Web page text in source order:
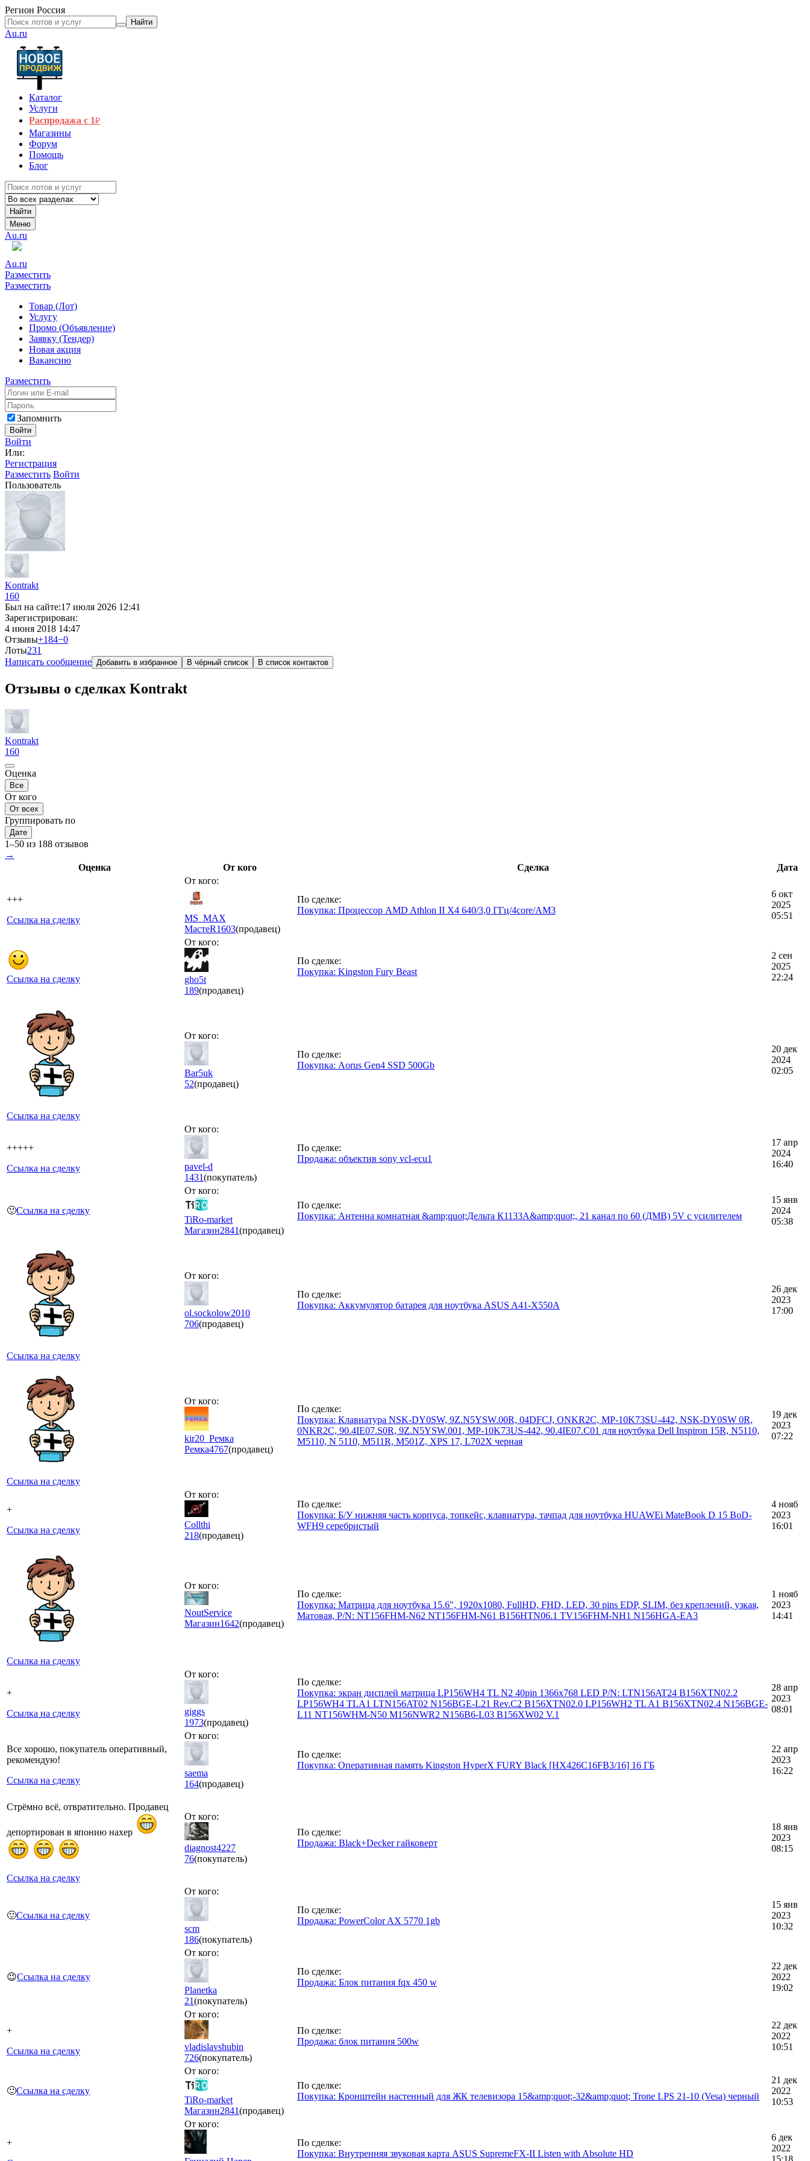
Регион Россия
Найти
Au.ru
Каталог
Услуги
Распродажа с 1₽
Магазины
Форум
Помощь
Блог
Найти
Меню
Au.ru
Au.ru
Разместить
Разместить
Товар (Лот)
Услугу
Промо (Объявление)
Заявку (Тендер)
Новая акция
Вакансию
Разместить
Запомнить
Войти
Войти
Или:
Регистрация
Разместить Войти
Пользователь
Kontrakt
160
Был на сайте:17 июля 2026 12:41
Зарегистрирован:
4 июня 2018 14:47
Отзывы+184−0
Лоты231
Написать сообщение Добавить в избранное В чёрный список В список контактов
Отзывы о сделках Kontrakt
Kontrakt
160
Оценка
Все
От кого
От всех
Группировать по
Дате
1–50 из 188 отзывов
→
Оценка
От кого Сделка Дата
+++
Ссылка на сделку
От кого:
MS_MAX
МастеR1603(продавец)
По сделке:
Покупка: Процессор AMD Athlon II X4 640/3,0 ГГц/4core/AM3
6 окт
2025
05:51
Ссылка на сделку
От кого:
gho5t
189(продавец)
По сделке:
Покупка: Kingston Fury Beast
2 сен
2025
22:24
Ссылка на сделку
От кого:
Bar5uk
52(продавец)
По сделке:
Покупка: Aorus Gen4 SSD 500Gb
20 дек
2024
02:05
+++++
Ссылка на сделку
От кого:
pavel-d
1431(покупатель)
По сделке:
Продажа: объектив sony vcl-ecu1
17 апр
2024
16:40
🙂Ссылка на сделку
От кого:
TiRo-market
Магазин2841(продавец)
По сделке:
Покупка: Антенна комнатная &amp;quot;Дельта К1133А&amp;quot;, 21 канал по 60 (ДМВ) 5V с усилителем
15 янв
2024
05:38
Ссылка на сделку
От кого:
ol.sockolow2010
706(продавец)
По сделке:
Покупка: Аккумулятор батарея для ноутбука ASUS A41-X550A
26 дек
2023
17:00
Ссылка на сделку
От кого:
kir20_Ремка
Ремка4767(продавец)
По сделке:
Покупка: Клавиатура NSK-DY0SW, 9Z.N5YSW.00R, 04DFCJ, ONKR2C, MP-10K73SU-442, NSK-DY0SW 0R,
0NKR2C, 90.4IE07.S0R, 9Z.N5YSW.001, MP-10K73US-442, 90.4IE07.C01 для ноутбука Dell Inspiron 15R, N5110,
M5110, N 5110, M511R, M501Z, XPS 17, L702X черная
19 дек
2023
07:22
+
Ссылка на сделку
От кого:
Collthi
218(продавец)
По сделке:
Покупка: Б/У нижняя часть корпуса, топкейс, клавиатура, тачпад для ноутбука HUAWEi MateBook D 15 BoD-
WFH9 серебристый
4 нояб
2023
16:01
Ссылка на сделку
От кого:
NoutService
Магазин1642(продавец)
По сделке:
Покупка: Матрица для ноутбука 15.6", 1920x1080, FullHD, FHD, LED, 30 pins EDP, SLIM, без креплений, узкая,
Матовая, P/N: NT156FHM-N62 NT156FHM-N61 B156HTN06.1 TV156FHM-NH1 N156HGA-EA3
1 нояб
2023
14:41
+
Ссылка на сделку
От кого:
giggs
1973(продавец)
По сделке:
Покупка: экран дисплей матрица LP156WH4 TL N2 40pin 1366x768 LED P/N: LTN156AT24 B156XTN02.2
LP156WH4 TLA1 LTN156AT02 N156BGE-L21 Rev.C2 B156XTN02.0 LP156WH2 TL A1 B156XTN02.4 N156BGE-
L11 NT156WHM-N50 M156NWR2 N156B6-L03 B156XW02 V.1
28 апр
2023
08:01
Все хорошо, покупатель оперативный,
рекомендую!
Ссылка на сделку
От кого:
saema
164(продавец)
По сделке:
Покупка: Оперативная память Kingston HyperX FURY Black [HX426C16FB3/16] 16 ГБ
22 апр
2023
16:22
Стрёмно всё, отвратительно. Продавец
депортирован в японию нахер
Ссылка на сделку
От кого:
diagnost4227
76(покупатель)
По сделке:
Продажа: Black+Decker гайковерт
18 янв
2023
08:15
🙂Ссылка на сделку
От кого:
scm
186(покупатель)
По сделке:
Продажа: PowerColor AX 5770 1gb
15 янв
2023
10:32
😉Ссылка на сделку
От кого:
Planetka
21(покупатель)
По сделке:
Продажа: Блок питания fqx 450 w
22 дек
2022
19:02
+
Ссылка на сделку
От кого:
vladislavshubin
726(покупатель)
По сделке:
Продажа: блок питания 500w
22 дек
2022
10:51
🙂Ссылка на сделку
От кого:
TiRo-market
Магазин2841(продавец)
По сделке:
Покупка: Кронштейн настенный для ЖК телевизора 15&amp;quot;-32&amp;quot; Trone LPS 21-10 (Vesa) черный
21 дек
2022
10:53
+
От кого:
По сделке:
Покупка: Внутренняя звуковая карта ASUS SupremeFX-II Listen with Absolute HD
6 дек
2022
15:18